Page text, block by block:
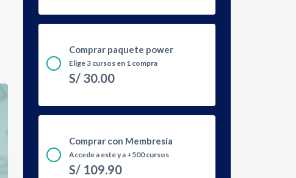
Comprar paquete power
Elige 3 cursos en 1 compra
S/ 30.00
Comprar con Membresía
Accede a este y a +500 cursos
S/ 109.90